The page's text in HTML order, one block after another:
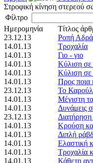
Στροφική κίνηση στερεού
Φίλτρο
Ημερομηνία
Τίτλος
23.12.13
Ροπή
14.01.13
Τροχαλία
14.01.13
Γιο - γιο
14.01.13
Κύλιση σε
14.01.13
Κύλιση σε
14.01.13
Προς ποια
23.12.13
Το
14.01.13
Μέγιστη
14.01.13
Δυνάμεις
23.12.13
14.01.13
Κρούση
14.01.13
Διπλή
14.01.13
Ελαστική
14.01.13
Τροχαλία
14.01.13
Κάθετη